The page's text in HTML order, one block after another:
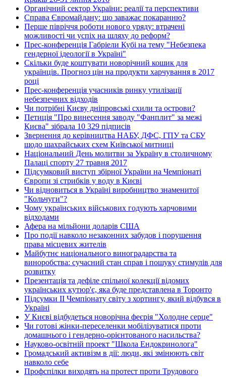
Органічний сектор України: реалії та перспективи
Справа Євромайдану: що заважає покаранню?
Перше півріччя роботи нового уряду: втрачені
можливості чи успіх на шляху до реформ?
Прес-конференція Габріели Кубі на тему "Небезпека
гендерної ідеології в Україні"
Скільки буде коштувати новорічний кошик для
українців. Прогноз цін на продукти харчування в 2017
році
Прес-конференція учасників ринку утилізації
небезпечних відходів
Чи потрібні Києву дніпровські схили та острови?
Петиція "Про винесення заводу "Фанплит" за межі
Києва" зібрала 10 329 підписів
Звернення до керівництва НАБУ, ДФС, ГПУ та СБУ
щодо шахрайських схем Київської митниці
Національний День молитви за Україну в столичному
Палаці спорту 27 травня 2017
Підсумковий виступ збірної України на Чемпіонаті
Європи зі стрибків у воду в Києві
Чи відновиться в Україні виробництво знаменитої
"Кольчуги"?
Чому українських військових годують харчовими
відходами
Афера на мільйони доларів США
Про події навколо незаконних забудов і порушення
права місцевих жителів
Майбутнє національного виноградарства та
виноробства: сучасний стан справ і пошуку стимулів для
розвитку
Презентація та дефіле спільної колекції відомих
українських кутюр'є, яка буде представлена в Торонто
Підсумки ІІ Чемпіонату світу з хортингу, який відбувся в
Україні
У Києві відбудеться новорічна феєрія "Холодне серце"
Чи готові жінки-переселенки мобілізуватися проти
домашнього і гендерно-орієнтованого насильства?
Науково-освітній проект "Школа Ендокринолога"
Громадський активізм в дії: люди, які змінюють світ
навколо себе
Профспілки виходять на протест проти Трудового